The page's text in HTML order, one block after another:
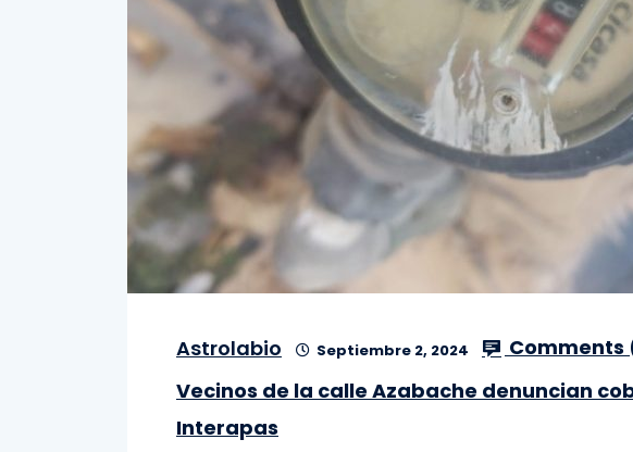
Astrolabio Septiembre 2, 2024 Comments
Vecinos de la calle Azabache denuncian
Interapas